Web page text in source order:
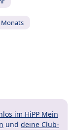
Monats
im HiPP Mein
und deine Club-